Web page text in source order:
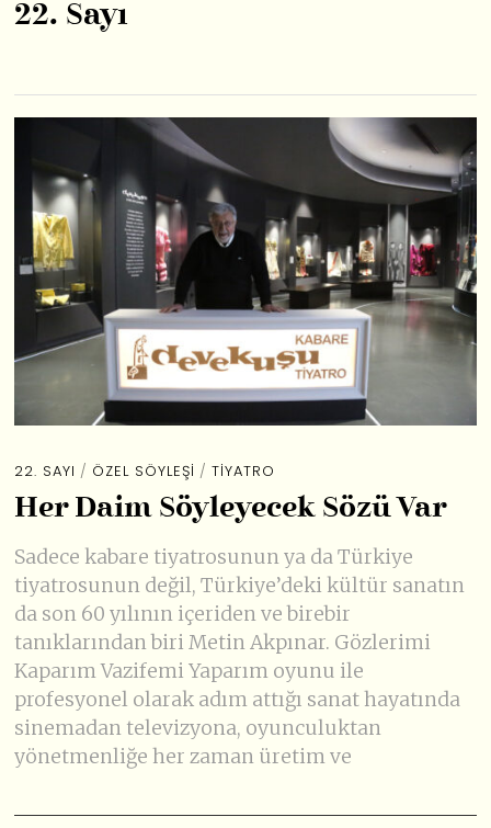
22. Sayı
22. SAYI / ÖZEL SÖYLEŞI / TIYATRO
Her Daim Söyleyecek Sözü Var
Sadece kabare tiyatrosunun ya da Türkiye
tiyatrosunun değil, Türkiye’deki kültür sanatın
da son 60 yılının içeriden ve birebir
tanıklarından biri Metin Akpınar. Gözlerimi
Kaparım Vazifemi Yaparım oyunu ile
profesyonel olarak adım attığı sanat hayatında
sinemadan televizyona, oyunculuktan
yönetmenliğe her zaman üretim ve